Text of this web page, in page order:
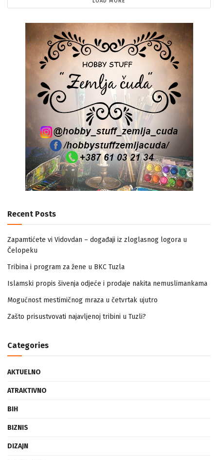
Recent Posts
Zapamtićete vi Vidovdan – događaji iz zloglasnog logora u
Čelopeku
Tribina i program za žene u BKC Tuzla
Islamski propis šivenja odjeće i prodaje nakita nemuslimankama
Mogućnost mestimičnog mraza u četvrtak ujutro
Zašto prisustvovati najavljenoj tribini u Tuzli?
Categories
AKTUELNO
ATRAKTIVNO
BIH
BIZNIS
DIZAJN